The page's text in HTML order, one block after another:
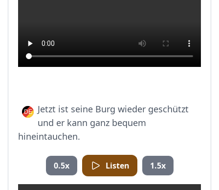
Jetzt ist seine Burg wieder geschützt
und er kann ganz bequem
hineintauchen.
0.5x Listen 1.5x